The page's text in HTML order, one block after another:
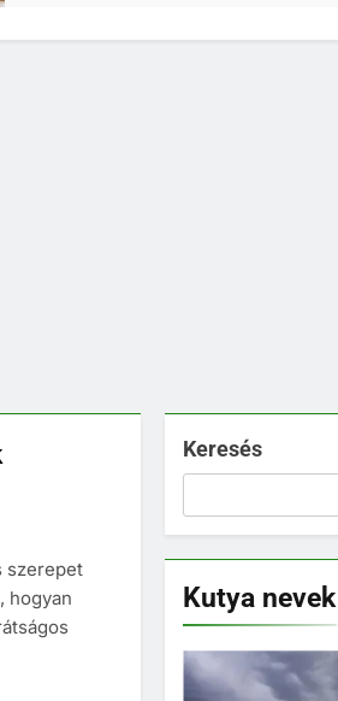
szerepet
hogyan
Keresés
Kutya nevek